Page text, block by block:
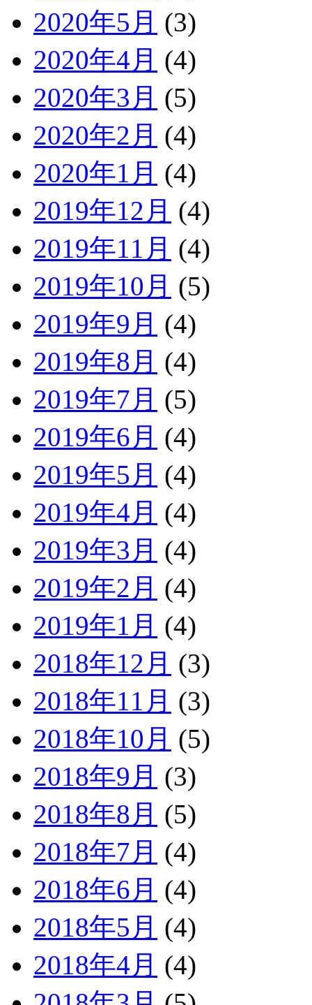
2020年5月 (3)
2020年4月 (4)
2020年3月 (5)
2020年2月 (4)
2020年1月 (4)
2019年12月 (4)
2019年11月 (4)
2019年10月 (5)
2019年9月 (4)
2019年8月 (4)
2019年7月 (5)
2019年6月 (4)
2019年5月 (4)
2019年4月 (4)
2019年3月 (4)
2019年2月 (4)
2019年1月 (4)
2018年12月 (3)
2018年11月 (3)
2018年10月 (5)
2018年9月 (3)
2018年8月 (5)
2018年7月 (4)
2018年6月 (4)
2018年5月 (4)
2018年4月 (4)